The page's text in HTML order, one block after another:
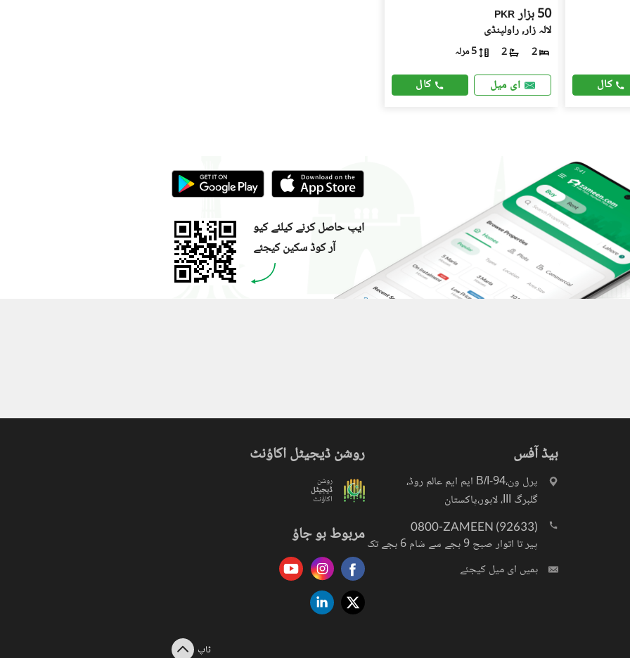
PKR 50 ہزار
لالہ زار, راولپنڈی
2
2 5 مرلہ
ای میل کال کال
ایپ حاصل کرنے کیلئے کیو
آر کوڈ سکین کیجئے
ہیڈ آفس
پرل ون،94-B/I ایم ایم عالم روڈ،
گلبرگ III، لاہور،پاکستان
0800-ZAMEEN (92633)
پیر تا اتوار صبح 9 بجے سے شام 6 بجے تک
ہمیں ای میل کیجئے
روشن ڈیجیٹل اکاؤنٹ
روشن
ڈیجیٹل
اکاؤنٹ
مربوط ہو جاؤ
ٹاپ